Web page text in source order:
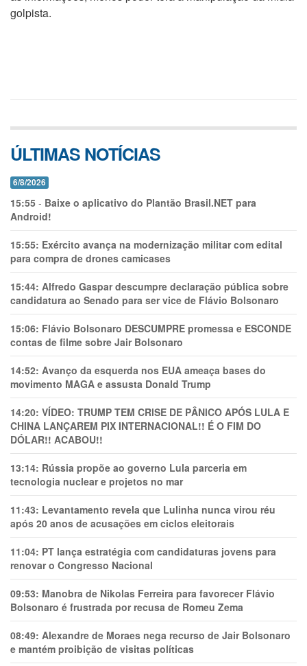
golpista.
ÚLTIMAS NOTÍCIAS
6/8/2026
15:55 - Baixe o aplicativo do Plantão Brasil.NET para
Android!
15:55: Exército avança na modernização militar com edital
para compra de drones camicases
15:44: Alfredo Gaspar descumpre declaração pública sobre
candidatura ao Senado para ser vice de Flávio Bolsonaro
15:06: Flávio Bolsonaro DESCUMPRE promessa e ESCONDE
contas de filme sobre Jair Bolsonaro
14:52: Avanço da esquerda nos EUA ameaça bases do
movimento MAGA e assusta Donald Trump
14:20: VÍDEO: TRUMP TEM CRlSE DE PÂNlCO APÓS LULA E
CHINA LANÇAREM PIX INTERNACIONAL!! É O FIM DO
DÓLAR!! ACABOU!!
13:14: Rússia propõe ao governo Lula parceria em
tecnologia nuclear e projetos no mar
11:43: Levantamento revela que Lulinha nunca virou réu
após 20 anos de acusações em ciclos eleitorais
11:04: PT lança estratégia com candidaturas jovens para
renovar o Congresso Nacional
09:53: Manobra de Nikolas Ferreira para favorecer Flávio
Bolsonaro é frustrada por recusa de Romeu Zema
08:49: Alexandre de Moraes nega recurso de Jair Bolsonaro
e mantém proibição de visitas políticas